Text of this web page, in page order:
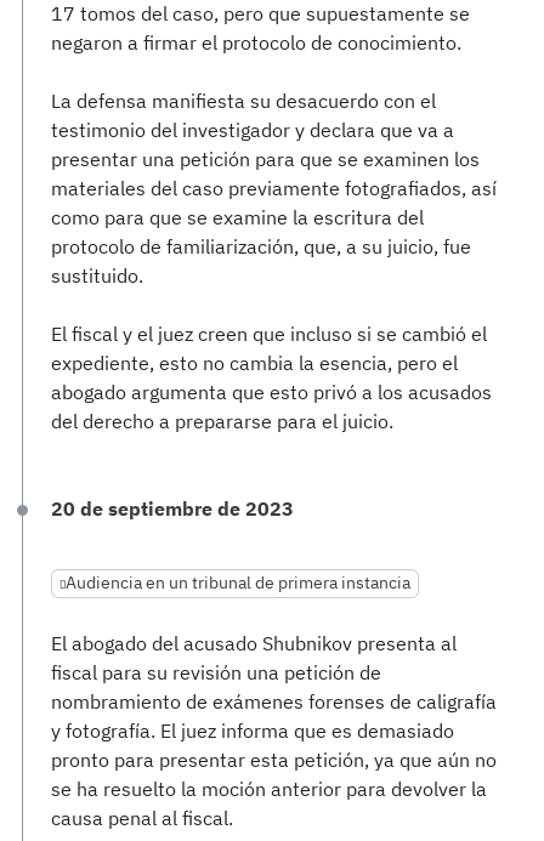
17 tomos del caso, pero que supuestamente se
negaron a firmar el protocolo de conocimiento.
La defensa manifiesta su desacuerdo con el
testimonio del investigador y declara que va a
presentar una petición para que se examinen los
materiales del caso previamente fotografiados, así
como para que se examine la escritura del
protocolo de familiarización, que, a su juicio, fue
sustituido.
El fiscal y el juez creen que incluso si se cambió el
expediente, esto no cambia la esencia, pero el
abogado argumenta que esto privó a los acusados
del derecho a prepararse para el juicio.
20 de septiembre de 2023
Audiencia en un tribunal de primera instancia
El abogado del acusado Shubnikov presenta al
fiscal para su revisión una petición de
nombramiento de exámenes forenses de caligrafía
y fotografía. El juez informa que es demasiado
pronto para presentar esta petición, ya que aún no
se ha resuelto la moción anterior para devolver la
causa penal al fiscal.